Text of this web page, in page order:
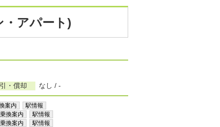
アパート)
・償却 なし / -
案内 駅情報
乗換案内 駅情報
乗換案内 駅情報